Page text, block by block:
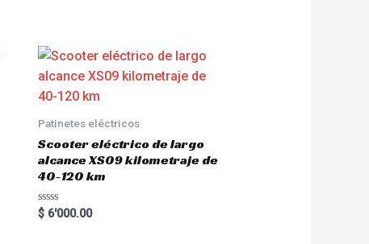
Patinetes eléctricos
Scooter eléctrico de largo
alcance XS09 kilometraje de
40-120 km
R
a
$6'000.00